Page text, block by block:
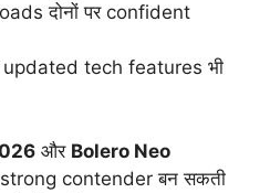
दोनों पर confident
tech features भी
और Bolero Neo
contender बन सकती